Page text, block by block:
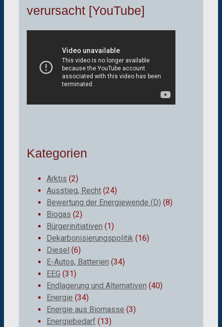
verursacht [YouTube]
Kategorien
Arktis (2)
Ausstieg, Recht (24)
Bewertung der Energiewende (D) (8)
Biogas (2)
Bürgerinitiativen (1)
Dekarbonisierungspolitik (16)
Diesel (6)
E-Autos, Batterien (34)
EEG (31)
Endlagerung und Alternativen (40)
Energie (34)
Energie aus Biomasse (3)
Energiebedarf (13)